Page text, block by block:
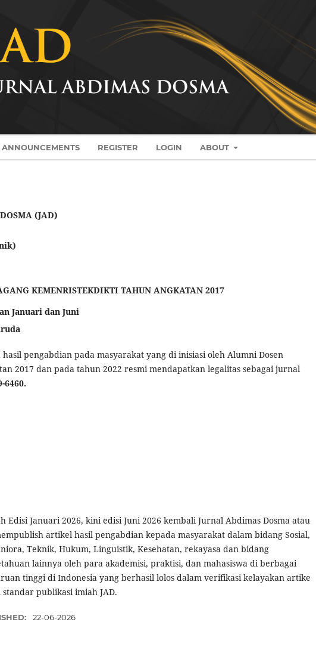
ANNOUNCEMENTS REGISTER LOGIN ABOUT
(JAD)
KEMENRISTEKDIKTI TAHUN ANGKATAN 2017
Januari dan Juni
pengabdian pada masyarakat yang di inisiasi oleh Alumni Dosen
2017 dan pada tahun 2022 resmi mendapatkan legalitas sebagai jurnal
6460.
Edisi Januari 2026, kini edisi Juni 2026 kembali Jurnal Abdimas Dosma atau
artikel hasil pengabdian kepada masyarakat dalam bidang Sosial,
Teknik, Hukum, Linguistik, Kesehatan, rekayasa dan bidang
lainnya oleh para akademisi, praktisi, dan mahasiswa di berbagai
tinggi di Indonesia yang berhasil lolos dalam verifikasi kelayakan artike
standar publikasi imiah JAD.
22-06-2026